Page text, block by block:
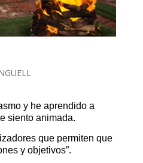
y he aprendido a
siento animada.
que permiten que
y objetivos”.